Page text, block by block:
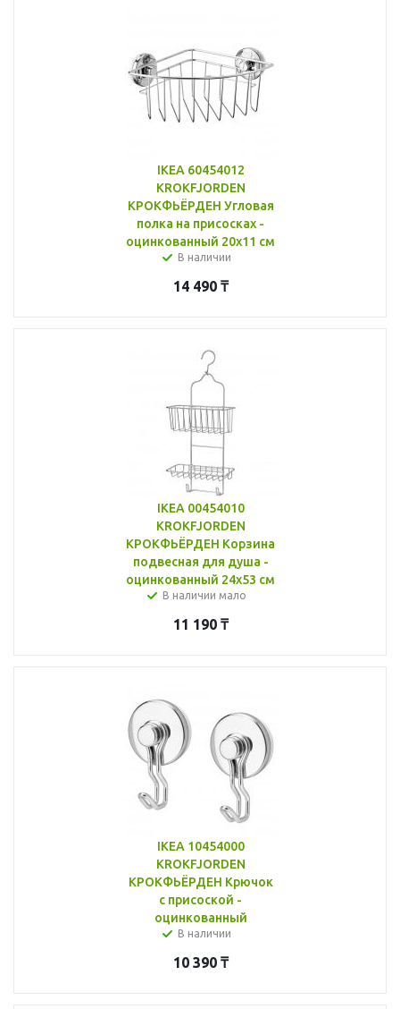
IKEA 60454012
KROKFJORDEN
КРОКФЬЁРДЕН Угловая
полка на присосках -
оцинкованный 20x11 см
В наличии
14 490₸
IKEA 00454010
KROKFJORDEN
КРОКФЬЁРДЕН Корзина
подвесная для душа -
оцинкованный 24x53 см
В наличии мало
11 190₸
IKEA 10454000
KROKFJORDEN
КРОКФЬЁРДЕН Крючок
с присоской -
оцинкованный
В наличии
10 390₸